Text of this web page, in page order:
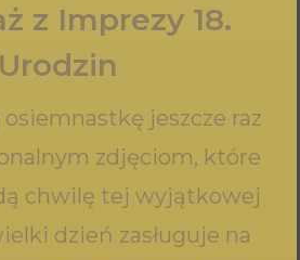
z Imprezy 18.
Urodzin
jeszcze raz
zdjęciom, które
chwilę tej wyjątkowej
dzień zasługuje na